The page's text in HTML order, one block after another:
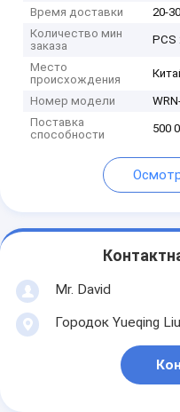
Время доставки
20-
Количество мин
заказа
PCS
Место
происхождения
Номер модели
Поставка
способности
500
Mr. David
Городок Yueqing